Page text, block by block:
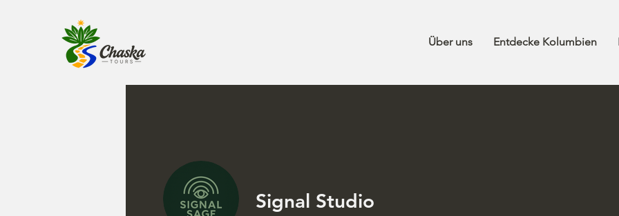
Über uns Entdecke Kolumbien
Signal Studio